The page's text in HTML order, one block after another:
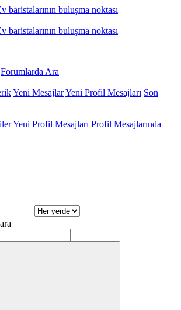
Forumlarda Ara
Yeni MesajlarYeni Profil Mesajları Son
Yeni Profil Mesajları Profil Mesajlarında